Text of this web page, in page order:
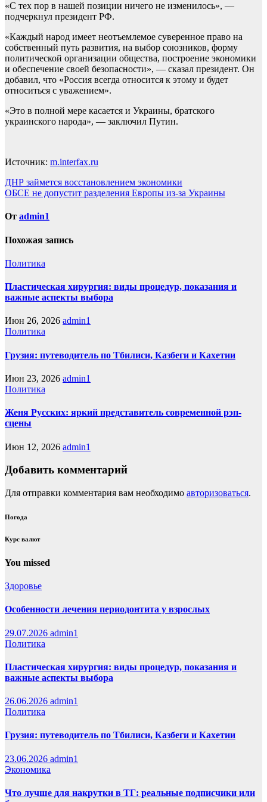
«С тех пор в нашей позиции ничего не изменилось», —
подчеркнул президент РФ.
«Каждый народ имеет неотъемлемое суверенное право на
собственный путь развития, на выбор союзников, форму
политической организации общества, построение экономики
и обеспечение своей безопасности», — сказал президент. Он
добавил, что «Россия всегда относится к этому и будет
относиться с уважением».
«Это в полной мере касается и Украины, братского
украинского народа», — заключил Путин.
Источник: m.interfax.ru
Навигация
по
записям
ДНР займется восстановлением экономики
ОБСЕ не допустит разделения Европы из-за Украины
От admin1
Похожая запись
Политика
Пластическая хирургия: виды процедур, показания и
важные аспекты выбора
Июн 26, 2026 admin1
Политика
Грузия: путеводитель по Тбилиси, Казбеги и Кахетии
Июн 23, 2026 admin1
Политика
Женя Русских: яркий представитель современной рэп-
сцены
Июн 12, 2026 admin1
Добавить комментарий
Для отправки комментария вам необходимо авторизоваться.
Погода
Курс валют
You missed
Здоровье
Особенности лечения периодонтита у взрослых
29.07.2026 admin1
Политика
Пластическая хирургия: виды процедур, показания и
важные аспекты выбора
26.06.2026 admin1
Политика
Грузия: путеводитель по Тбилиси, Казбеги и Кахетии
23.06.2026 admin1
Экономика
Что лучше для накрутки в ТГ: реальные подписчики или